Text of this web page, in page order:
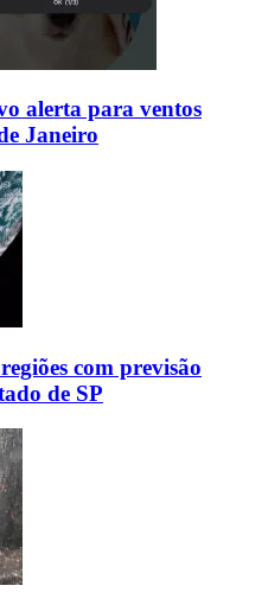
alerta para ventos
Janeiro
com previsão
de SP